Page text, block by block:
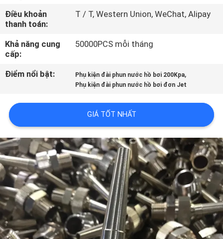
KIỂM
SOÁT
CHẤT
HỆ
CHÚNG
TÔI
YÊU
CẦU
BÁO
GIÁ
Điều khoản
thanh toán:
T / T, Western Union, WeChat, Alipay
Khả năng cung
cấp:
50000PCS mỗi tháng
Điểm nổi bật: Phụ kiện đài phun nước hồ bơi 200Kpa,
Phụ kiện đài phun nước hồ bơi đơn Jet
GIÁ TỐT NHẤT